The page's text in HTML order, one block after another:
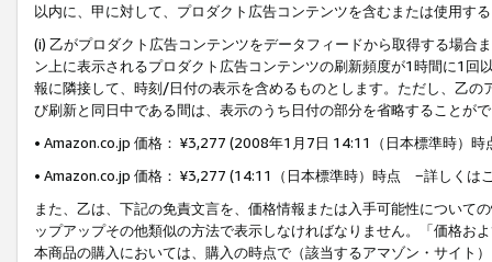
以内に、甲に対して、プロダクト広告コンテンツを含むまたは使用す
(i) 乙がプロダクト広告コンテンツをデータフィードから取得する場合
ン上に表示されるプロダクト広告コンテンツの刷新頻度が1時間に1
報に隣接して、時刻/日付の表示を含めるものとします。ただし、乙
び刷新と同日中である間は、表示のうち日付の部分を省略することが
• Amazon.co.jp 価格： ¥3,277 (2008年1月7日 14:11（日本標準時）
• Amazon.co.jp 価格： ¥3,277 (14:11（日本標準時）時点 −詳しくは
また、乙は、下記の免責文言を、価格情報または入手可能性について
ップアップその他類似の方法で表示しなければなりません。「価格
本商品の購入においては、購入の時点で（該当するアマゾン・サイト